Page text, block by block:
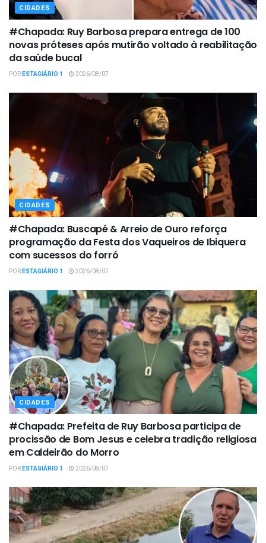
CIDADES
#Chapada: Ruy Barbosa prepara entrega de 100
novas próteses após mutirão voltado à reabilitação
da saúde bucal
PORESTAGIÁRIO 1 2026/08/07
CIDADES
#Chapada: Buscapé & Arreio de Ouro reforça
programação da Festa dos Vaqueiros de Ibiquera
com sucessos do forró
PORESTAGIÁRIO 1 2026/08/07
CIDADES
#Chapada: Prefeita de Ruy Barbosa participa de
procissão de Bom Jesus e celebra tradição religiosa
em Caldeirão do Morro
PORESTAGIÁRIO 1 2026/08/07